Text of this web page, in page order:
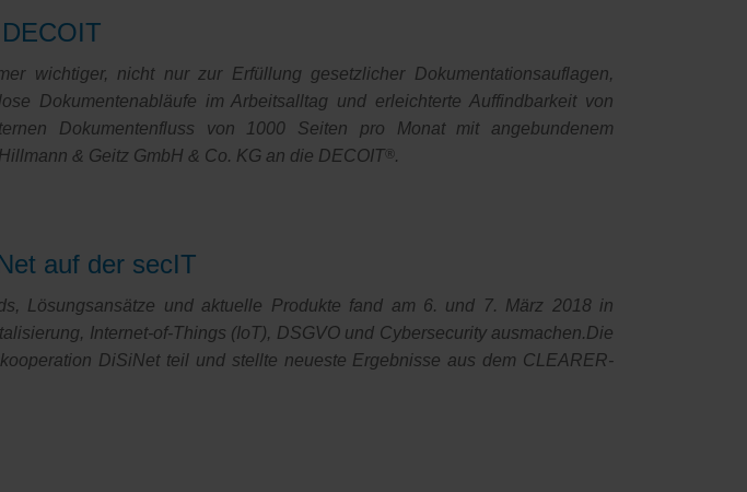
wichtiger, nicht nur zur Erfüllung gesetzlicher Dokumentationsauflagen,
Dokumentenabläufe im Arbeitsalltag und erleichterte Auffindbarkeit von
Dokumentenfluss von 1000 Seiten pro Monat mit angebundenem
& Geitz GmbH & Co. KG an die DECOIT® .
auf der secIT
Lösungsansätze und aktuelle Produkte fand am 6. und 7. März 2018 in
Internet-of-Things (IoT), DSGVO und Cybersecurity ausmachen.Die
DiSiNet teil und stellte neueste Ergebnisse aus dem CLEARER-